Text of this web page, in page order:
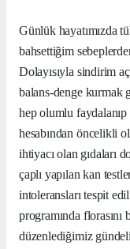
Günlük hayatımızda
bahsettiğim
Dolayısıyla sindirim
balans-denge kurmak
hep olumlu
hesabından öncelikli
ihtiyacı olan gıdaları
çaplı yapılan kan
intoleransları tespit
programında florasını
düzenlediğimiz